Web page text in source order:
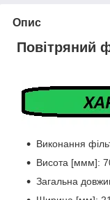
Опис
Повітряний
Виконання
Висота [ммм]:
Загальна